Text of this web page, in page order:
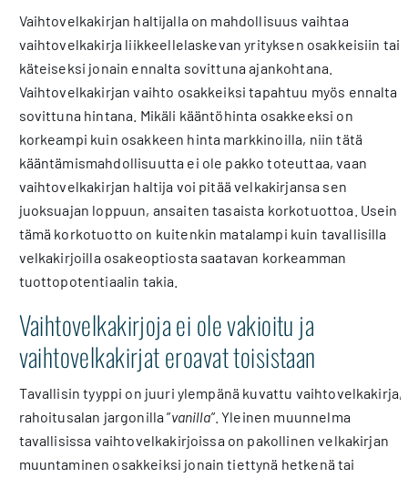
Vaihtovelkakirjan haltijalla on mahdollisuus vaihtaa
vaihtovelkakirja liikkeellelaskevan yrityksen osakkeisiin tai
käteiseksi jonain ennalta sovittuna ajankohtana.
Vaihtovelkakirjan vaihto osakkeiksi tapahtuu myös ennalta
sovittuna hintana. Mikäli kääntöhinta osakkeeksi on
korkeampi kuin osakkeen hinta markkinoilla, niin tätä
kääntämismahdollisuutta ei ole pakko toteuttaa, vaan
vaihtovelkakirjan haltija voi pitää velkakirjansa sen
juoksuajan loppuun, ansaiten tasaista korkotuottoa. Usein
tämä korkotuotto on kuitenkin matalampi kuin tavallisilla
velkakirjoilla osakeoptiosta saatavan korkeamman
tuottopotentiaalin takia.
Vaihtovelkakirjoja ei ole vakioitu ja
vaihtovelkakirjat eroavat toisistaan
Tavallisin tyyppi on juuri ylempänä kuvattu vaihtovelkakirja,
rahoitusalan jargonilla ”vanilla”. Yleinen muunnelma
tavallisissa vaihtovelkakirjoissa on pakollinen velkakirjan
muuntaminen osakkeiksi jonain tiettynä hetkenä tai